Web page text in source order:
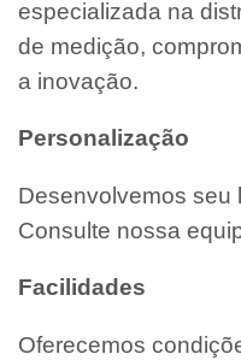
especializada na
de medição,
a inovação.
Personalização
Desenvolvemos seu
Consulte nossa
Facilidades
Oferecemos